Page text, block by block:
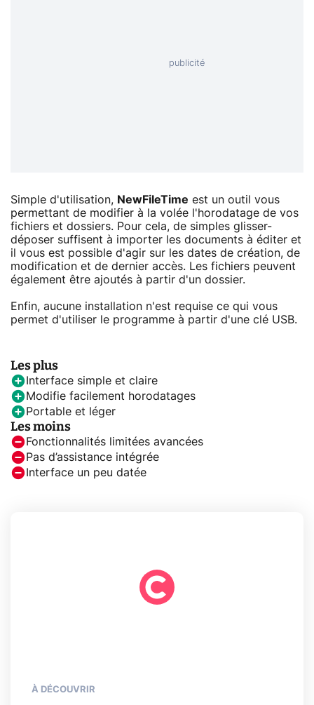
Simple d'utilisation, NewFileTime est un outil vous
permettant de modifier à la volée l'horodatage de vos
fichiers et dossiers. Pour cela, de simples glisser-
déposer suffisent à importer les documents à éditer et
il vous est possible d'agir sur les dates de création, de
modification et de dernier accès. Les fichiers peuvent
également être ajoutés à partir d'un dossier.
Enfin, aucune installation n'est requise ce qui vous
permet d'utiliser le programme à partir d'une clé USB.
Les plus
Interface simple et claire
Modifie facilement horodatages
Portable et léger
Les moins
Fonctionnalités limitées avancées
Pas d’assistance intégrée
Interface un peu datée
À DÉCOUVRIR